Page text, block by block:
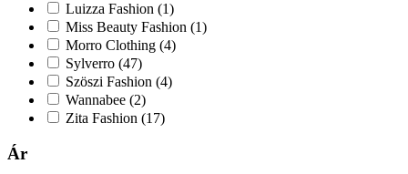
Luizza Fashion (1)
Miss Beauty Fashion (1)
Morro Clothing (4)
Sylverro (47)
Szöszi Fashion (4)
Wannabee (2)
Zita Fashion (17)
Ár